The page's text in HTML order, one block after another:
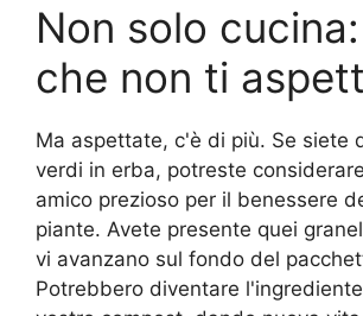
Non solo
che non ti
Ma aspettate, c'è di più. Se siete
verdi in erba, potreste
amico prezioso per il benessere
piante. Avete presente quei
vi avanzano sul fondo del
Potrebbero diventare